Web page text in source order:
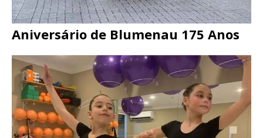
Aniversário de Blumenau 175 Anos